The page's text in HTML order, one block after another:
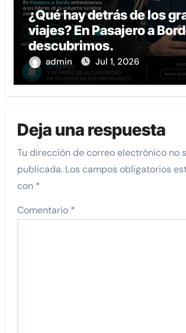
¿Qué hay detrás de los
viajes? En Pasajero a
descubrimos.
admin Jul 1, 2026
Deja una respuesta
Tu dirección de correo electrónico no
publicada. Los campos obligatorios
con *
Comentario *